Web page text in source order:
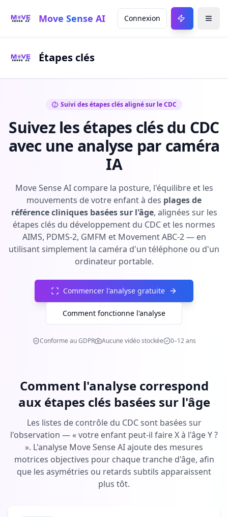
Move Sense AI Connexion
Étapes clés
Suivi des étapes clés aligné sur le CDC
Suivez les étapes clés du CDC
avec une analyse par caméra
IA
Move Sense AI compare la posture, l'équilibre et les
mouvements de votre enfant à des plages de
référence cliniques basées sur l'âge, alignées sur les
étapes clés du développement du CDC et les normes
AIMS, PDMS-2, GMFM et Movement ABC-2 — en
utilisant simplement la caméra d'un téléphone ou d'un
ordinateur portable.
Commencer l'analyse gratuite
Comment fonctionne l'analyse
Conforme au GDPR Aucune vidéo stockée 0–12 ans
Comment l'analyse correspond
aux étapes clés basées sur l'âge
Les listes de contrôle du CDC sont basées sur
l'observation — « votre enfant peut-il faire X à l'âge Y ?
». L'analyse Move Sense AI ajoute des mesures
motrices objectives pour chaque tranche d'âge, afin
que les asymétries ou retards subtils apparaissent
plus tôt.